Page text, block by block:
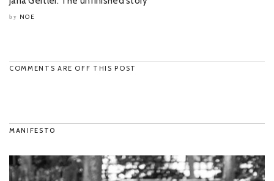
by NOE
COMMENTS ARE OFF THIS POST
MANIFESTO